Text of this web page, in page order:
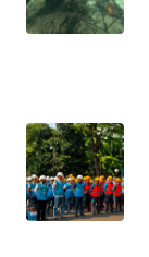
SELATAN
WN
KARO